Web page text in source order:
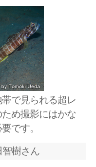
で見られる超レ
め撮影にはかな
です。
智樹さん